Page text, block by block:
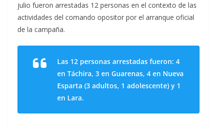
julio fueron arrestadas 12 personas en el contexto de las
actividades del comando opositor por el arranque oficial
de la campaña.
Las 12 personas arrestadas fueron: 4
en Táchira, 3 en Guarenas, 4 en Nueva
Esparta (3 adultos, 1 adolescente) y 1
en Lara.